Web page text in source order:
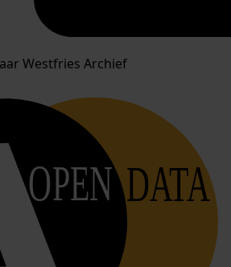
Westfries Archief
OPEN DATA